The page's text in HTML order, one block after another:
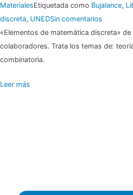
MaterialesEtiquetada como Bujalance,
discreta, UNEDSin comentarios
▶▶
«Elementos de matemática discreta» de
colaboradores. Trata los temas de:
combinatoria.
Leer más